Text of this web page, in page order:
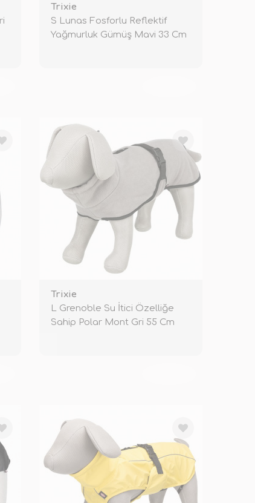
Trixie
S Lunas Fosforlu Reflektif
Yağmurluk Gümüş Mavi 33 Cm
Trixie
L Grenoble Su İtici Özelliğe
Sahip Polar Mont Gri 55 Cm